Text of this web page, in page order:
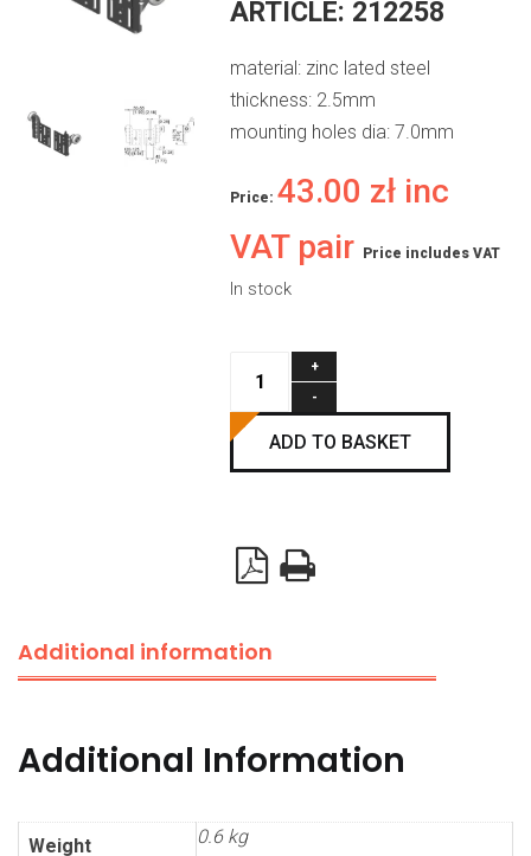
ARTICLE: 212258
material: zinc lated steel
thickness: 2.5mm
mounting holes dia: 7.0mm
Price:43.00 zł inc
VAT pair
Price includes VAT
In stock
roller
ADD TO BASKET
Additional information
Additional Information
Weight 0.6 kg